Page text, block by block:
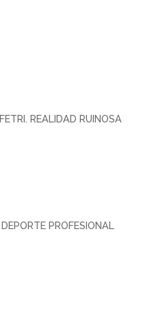
REALIDAD RUINOSA
PROFESIONAL